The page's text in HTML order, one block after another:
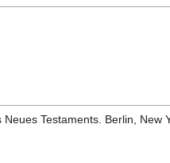
Testaments. Berlin, New